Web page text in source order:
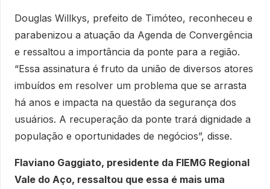
Douglas Willkys, prefeito de Timóteo, reconheceu e
parabenizou a atuação da Agenda de Convergência
e ressaltou a importância da ponte para a região.
“Essa assinatura é fruto da união de diversos atores
imbuídos em resolver um problema que se arrasta
há anos e impacta na questão da segurança dos
usuários. A recuperação da ponte trará dignidade a
população e oportunidades de negócios”, disse.
Flaviano Gaggiato, presidente da FIEMG Regional
Vale do Aço, ressaltou que essa é mais uma